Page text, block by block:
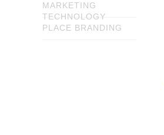
MARKETING
TECHNOLOGY
PLACE BRANDING